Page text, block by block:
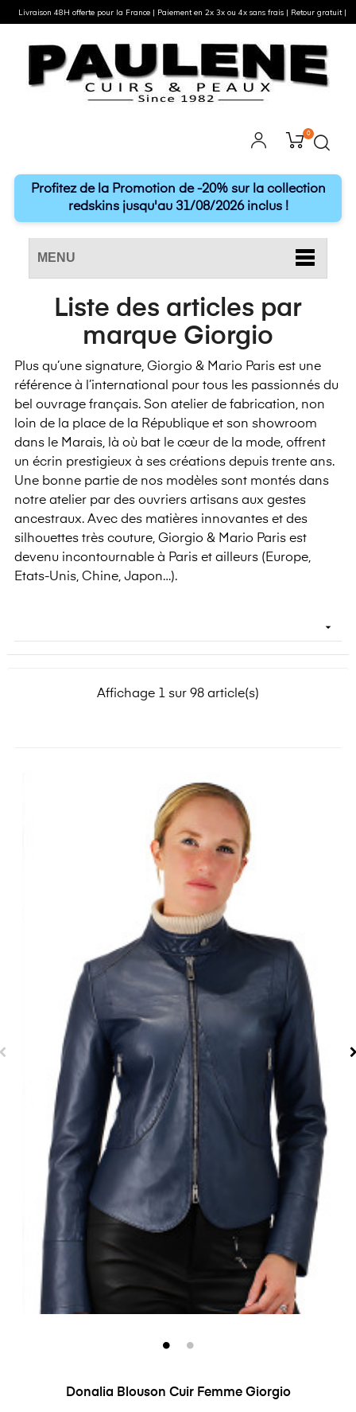
0
Profitez de la Promotion de -20% sur la collection
redskins jusqu'au 31/08/2026 inclus !
MENU
Liste des articles par
marque Giorgio
Plus qu’une signature, Giorgio & Mario Paris est une
référence à l’international pour tous les passionnés du
bel ouvrage français. Son atelier de fabrication, non
loin de la place de la République et son showroom
dans le Marais, là où bat le cœur de la mode, offrent
un écrin prestigieux à ses créations depuis trente ans.
Une bonne partie de nos modèles sont montés dans
notre atelier par des ouvriers artisans aux gestes
ancestraux. Avec des matières innovantes et des
silhouettes très couture, Giorgio & Mario Paris est
devenu incontournable à Paris et ailleurs (Europe,
Etats-Unis, Chine, Japon…).

Affichage 1 sur 98 article(s)
Donalia Blouson Cuir Femme Giorgio
Livraison 48H offerte pour la France | Paiement en 2x 3x ou 4x sans frais | Retour gratuit |